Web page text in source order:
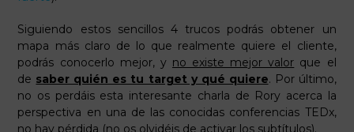
Siguiendo estos sencillos 4 trucos podrás obtener un
mapa más claro de lo que realmente quiere el cliente,
podrás conocerlo mejor, y no existe mejor valor que el
de saber quién es tu target y qué quiere. Por último,
no os perdáis esta interesante charla de Rory acerca la
perspectiva en una de las conocidas conferencias TEDx,
no hay pérdida (no os olvidéis de activar los subtítulos).